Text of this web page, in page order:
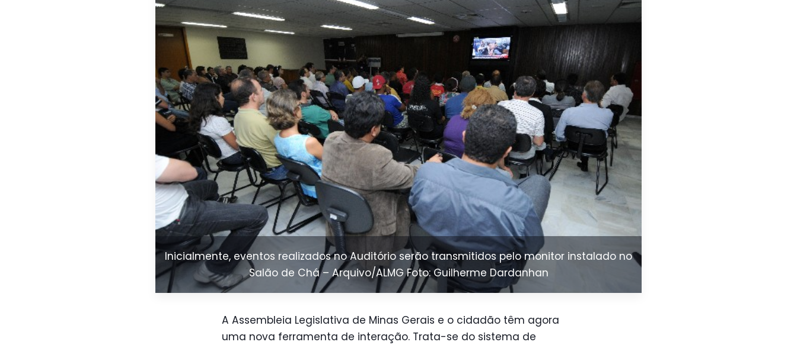
Inicialmente, eventos realizados no Auditório serão transmitidos pelo monitor instalado no
Salão de Chá – Arquivo/ALMG Foto: Guilherme Dardanhan
A Assembleia Legislativa de Minas Gerais e o cidadão têm agora
uma nova ferramenta de interação. Trata-se do sistema de